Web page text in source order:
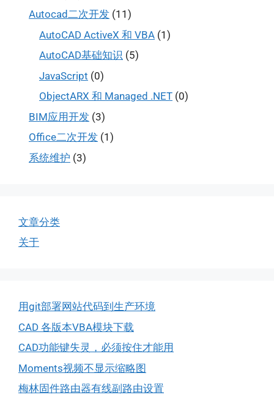
Autocad二次开发 (11)
AutoCAD ActiveX 和 VBA (1)
AutoCAD基础知识 (5)
JavaScript (0)
ObjectARX 和 Managed .NET (0)
BIM应用开发 (3)
Office二次开发 (1)
系统维护 (3)
文章分类
关于
用git部署网站代码到生产环境
CAD 各版本VBA模块下载
CAD功能键失灵，必须按住才能用
Moments视频不显示缩略图
梅林固件路由器有线副路由设置